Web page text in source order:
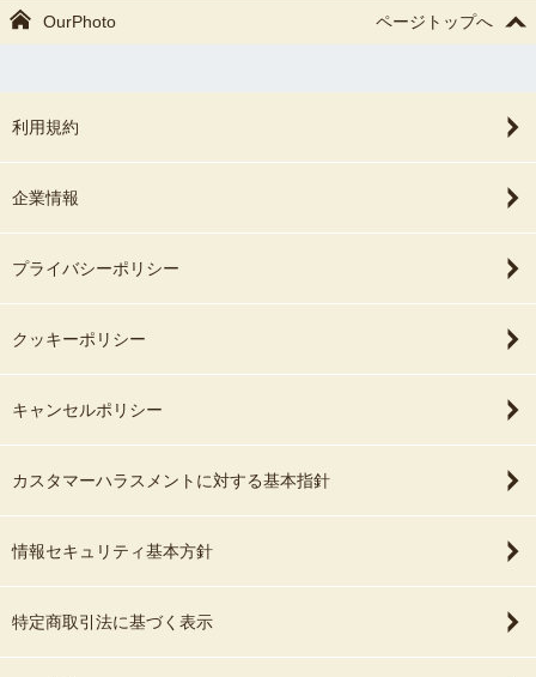
OurPhoto ページトップへ
利用規約
企業情報
プライバシーポリシー
クッキーポリシー
キャンセルポリシー
カスタマーハラスメントに対する基本指針
情報セキュリティ基本方針
特定商取引法に基づく表示